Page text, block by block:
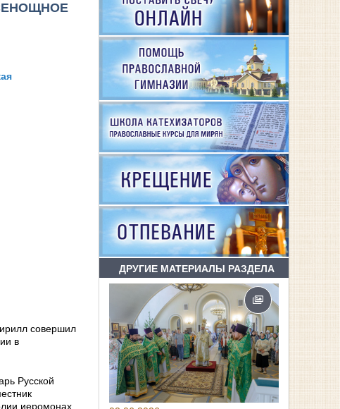
совершил
в
Русской
иеромонах
ДРУГИЕ МАТЕРИАЛЫ РАЗДЕЛА